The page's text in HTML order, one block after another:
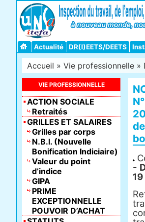
Actualité DR(I)EETS/DEETS
Accueil » Vie professionnelle »
-
VIE PROFESSIONNELLE
ACTION SOCIALE
Retraités
GRILLES ET SALAIRES
Grilles par corps
N.B.I. (Nouvelle
Bonification Indiciaire)
Valeur du point
d’indice
GIPA
PRIME
EXCEPTIONNELLE
POUVOIR D’ACHAT